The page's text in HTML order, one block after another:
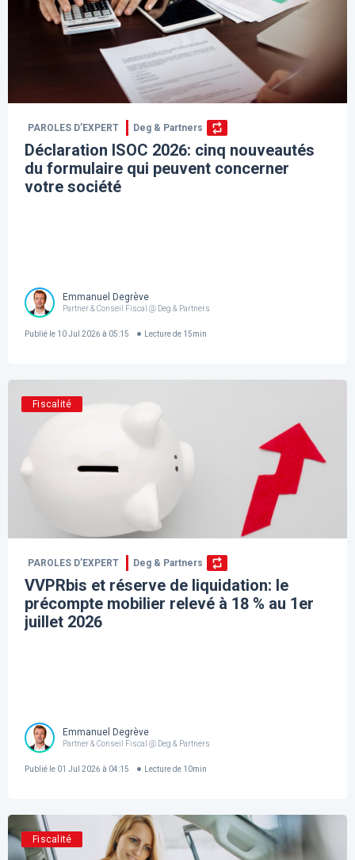
PAROLES D’EXPERT Deg & Partners
Déclaration ISOC 2026: cinq nouveautés
du formulaire qui peuvent concerner
votre société
Emmanuel Degrève
Partner & Conseil Fiscal @ Deg & Partners
Publié le 10 Jul 2026 à 05:15 Lecture de 15min
Fiscalité
PAROLES D’EXPERT Deg & Partners
VVPRbis et réserve de liquidation: le
précompte mobilier relevé à 18 % au 1er
juillet 2026
Emmanuel Degrève
Partner & Conseil Fiscal @ Deg & Partners
Publié le 01 Jul 2026 à 04:15 Lecture de 10min
Fiscalité